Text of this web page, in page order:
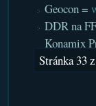
Geocon =
DDR na
Konamix
Stránka 33